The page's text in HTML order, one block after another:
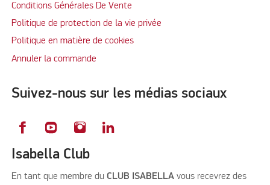
Conditions Générales De Vente
Politique de protection de la vie privée
Politique en matière de cookies
Annuler la commande
Suivez-nous sur les médias sociaux
Isabella Club
En tant que membre du CLUB ISABELLA vous recevrez des